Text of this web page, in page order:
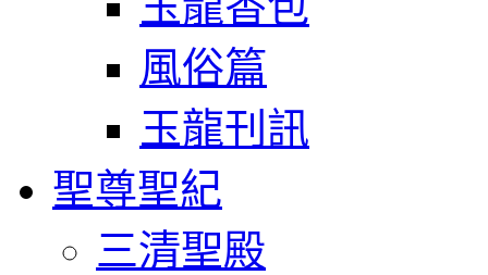
風俗篇
玉龍刊訊
聖尊聖紀
三清聖殿